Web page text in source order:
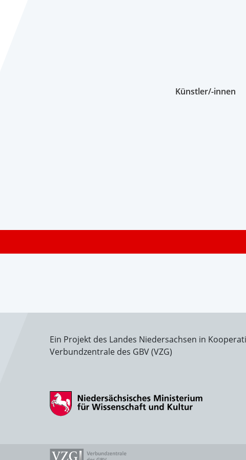
Künstler/-innen
Ein Projekt des Landes Niedersachsen in
Verbundzentrale des GBV (VZG)